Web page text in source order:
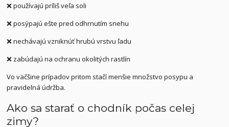
❌ používajú príliš veľa soli
❌ posýpajú ešte pred odhrnutím snehu
❌ nechávajú vzniknúť hrubú vrstvu ľadu
❌ zabúdajú na ochranu okolitých rastlín
Vo väčšine prípadov pritom stačí menšie množstvo posypu a
pravidelná údržba.
Ako sa starať o chodník počas celej
zimy?